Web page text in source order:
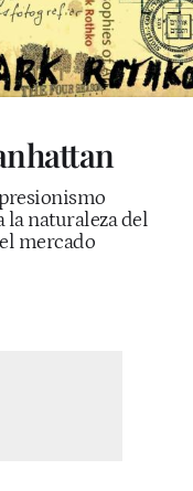
la naturaleza del
mercado